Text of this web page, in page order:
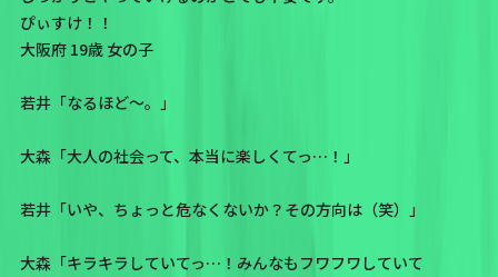
ぴぃすけ！！
大阪府 19歳 女の子
若井「なるほど〜。」
大森「大人の社会って、本当に楽しくてっ…！」
若井「いや、ちょっと危なくないか？その方向は（笑）」
大森「キラキラしていてっ…！みんなもフワフワしていて